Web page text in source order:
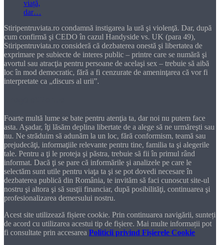
Stiripentruviata.ro condamnă instigarea la ură şi violenţă. Dar, după
cum confirmă şi CEDO în cazul Handyside vs. UK (para 49),
Stiripentruviata.ro consideră că dezbaterea onestă şi libertatea de
exprimare pe subiecte de interes public – printre care se numără şi
avortul sau atracţia pentru persoane de acelaşi sex – trebuie să aibă
loc în mod democratic, fără a fi cenzurate de ameninţarea că vor fi
interpretate ca „discurs al urii”.
Foarte multă lume se bate pentru atenţia ta, dar noi nu putem face
asta. Aşadar, îţi lăsăm deplina libertate de a alege să ne urmăreşti sau
nu. Ne străduim să adunăm la un loc, fără conformism, teamă sau
prejudecăţi, informaţiile relevante pentru tine, familia ta şi alegerile
tale. Pentru a ţi le proteja şi păstra, trebuie să fii în primul rând
informat. Dacă ţi se pare că informările şi analizele pe care le
selectăm sunt utile pentru viaţa ta şi se pot dovedi necesare în
dezbaterea publică din România, te invităm să faci cunoscut site-ul
nostru şi altora şi să susţii financiar, după posibilităţi, continuarea şi
profesionalizarea demersului nostru.
Acest site utilizează fișiere cookie. Prin continuarea navigării, sunteți
de acord cu utilizarea acestui tip de fișiere. Mai multe informații pot
fi consultate prin accesarea Politicii privind Fișierele Cookie